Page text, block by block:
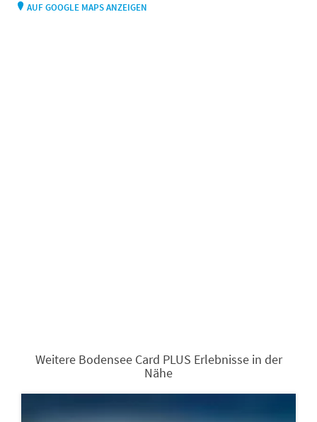
AUF GOOGLE MAPS ANZEIGEN
Weitere Bodensee Card PLUS Erlebnisse in der
Nähe